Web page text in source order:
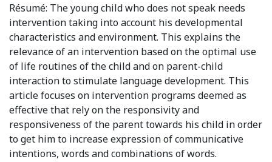
Résumé: The young child who does not speak needs
intervention taking into account his developmental
characteristics and environment. This explains the
relevance of an intervention based on the optimal use
of life routines of the child and on parent-child
interaction to stimulate language development. This
article focuses on intervention programs deemed as
effective that rely on the responsivity and
responsiveness of the parent towards his child in order
to get him to increase expression of communicative
intentions, words and combinations of words.